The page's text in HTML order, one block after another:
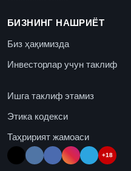
БИЗНИНГ НАШРИЁТ
Биз ҳақимизда
Инвесторлар учун таклиф
Ишга таклиф этамиз
Этика кодекси
Таҳририят жамоаси
+18